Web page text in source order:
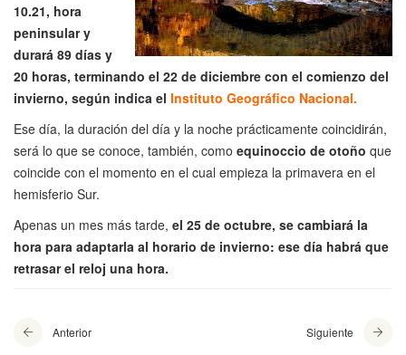
10.21, hora
peninsular y
durará 89 días y
20 horas, terminando el 22 de diciembre con el comienzo del
invierno, según indica el Instituto Geográfico Nacional.
Ese día, la duración del día y la noche prácticamente coincidirán,
será lo que se conoce, también, como equinoccio de otoño que
coincide con el momento en el cual empieza la primavera en el
hemisferio Sur.
Apenas un mes más tarde, el 25 de octubre, se cambiará la
hora para adaptarla al horario de invierno: ese día habrá que
retrasar el reloj una hora.
Anterior Siguiente